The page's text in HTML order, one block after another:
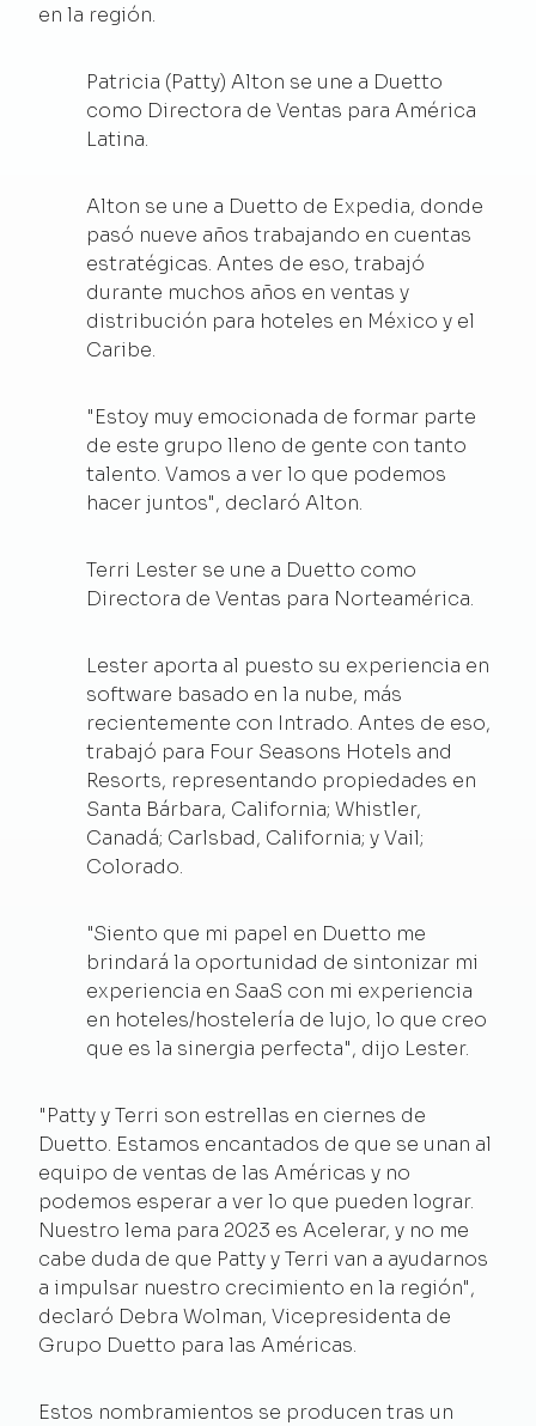
en la región.
Patricia (Patty) Alton se une a Duetto
como Directora de Ventas para América
Latina.
Alton se une a Duetto de Expedia, donde
pasó nueve años trabajando en cuentas
estratégicas. Antes de eso, trabajó
durante muchos años en ventas y
distribución para hoteles en México y el
Caribe.
"Estoy muy emocionada de formar parte
de este grupo lleno de gente con tanto
talento. Vamos a ver lo que podemos
hacer juntos", declaró Alton.
Terri Lester se une a Duetto como
Directora de Ventas para Norteamérica.
Lester aporta al puesto su experiencia en
software basado en la nube, más
recientemente con Intrado. Antes de eso,
trabajó para Four Seasons Hotels and
Resorts, representando propiedades en
Santa Bárbara, California; Whistler,
Canadá; Carlsbad, California; y Vail;
Colorado.
"Siento que mi papel en Duetto me
brindará la oportunidad de sintonizar mi
experiencia en SaaS con mi experiencia
en hoteles/hostelería de lujo, lo que creo
que es la sinergia perfecta", dijo Lester.
"Patty y Terri son estrellas en ciernes de
Duetto. Estamos encantados de que se unan al
equipo de ventas de las Américas y no
podemos esperar a ver lo que pueden lograr.
Nuestro lema para 2023 es Acelerar, y no me
cabe duda de que Patty y Terri van a ayudarnos
a impulsar nuestro crecimiento en la región",
declaró Debra Wolman, Vicepresidenta de
Grupo Duetto para las Américas.
Estos nombramientos se producen tras un